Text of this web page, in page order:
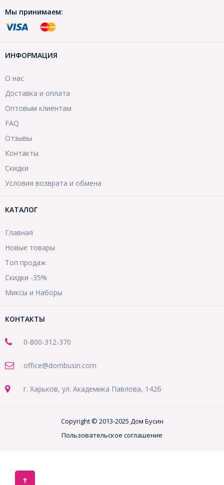
Мы принимаем:
ИНФОРМАЦИЯ
О нас
Доставка и оплата
Оптовым клиентам
FAQ
Отзывы
Контакты
Скидки
Условия возврата и обмена
КАТАЛОГ
Главная
Новые товары
Топ продаж
Скидки -35%
Миксы и Наборы
КОНТАКТЫ
0-800-312-370
office@dombusin.com
г. Харьков, ул. Академика Павлова, 142б
Copyright © 2013-2025 Дом Бусин
Пользовательское соглашение